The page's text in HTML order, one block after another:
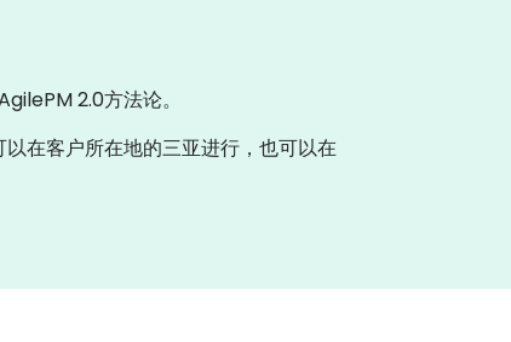
2.0方法论。
在客户所在地的三亚进行，也可以在